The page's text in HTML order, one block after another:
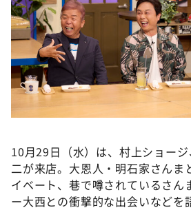
朝だ！生です旅サラダ
教えて！ニュースライブ 正義の
ＬＩＦＥ～夢のカタチ～
新婚さんいらっしゃい！
ポツンと一軒家
ぺこぱのまるスポ
アナ回覧板
10月29日（水）は、村上ショー
二が来店。大恩人・明石家さんま
イベート、巷で噂されているさん
ー大西との衝撃的な出会いなどを